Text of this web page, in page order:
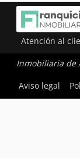
Atención al
Inmobiliaria de
Aviso legal